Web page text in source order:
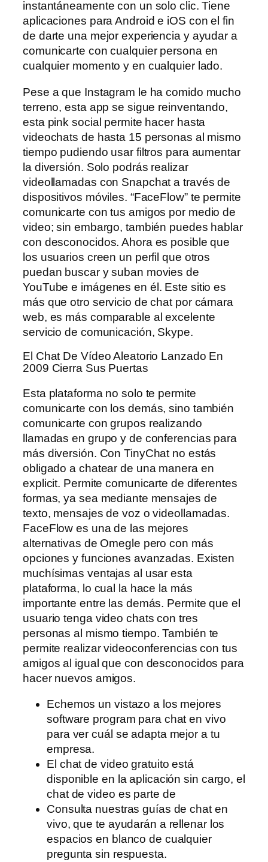
instantáneamente con un solo clic. Tiene
aplicaciones para Android e iOS con el fin
de darte una mejor experiencia y ayudar a
comunicarte con cualquier persona en
cualquier momento y en cualquier lado.
Pese a que Instagram le ha comido mucho
terreno, esta app se sigue reinventando,
esta pink social permite hacer hasta
videochats de hasta 15 personas al mismo
tiempo pudiendo usar filtros para aumentar
la diversión. Solo podrás realizar
videollamadas con Snapchat a través de
dispositivos móviles. “FaceFlow” te permite
comunicarte con tus amigos por medio de
video; sin embargo, también puedes hablar
con desconocidos. Ahora es posible que
los usuarios creen un perfil que otros
puedan buscar y suban movies de
YouTube e imágenes en él. Este sitio es
más que otro servicio de chat por cámara
web, es más comparable al excelente
servicio de comunicación, Skype.
El Chat De Vídeo Aleatorio Lanzado En
2009 Cierra Sus Puertas
Esta plataforma no solo te permite
comunicarte con los demás, sino también
comunicarte con grupos realizando
llamadas en grupo y de conferencias para
más diversión. Con TinyChat no estás
obligado a chatear de una manera en
explicit. Permite comunicarte de diferentes
formas, ya sea mediante mensajes de
texto, mensajes de voz o videollamadas.
FaceFlow es una de las mejores
alternativas de Omegle pero con más
opciones y funciones avanzadas. Existen
muchísimas ventajas al usar esta
plataforma, lo cual la hace la más
importante entre las demás. Permite que el
usuario tenga video chats con tres
personas al mismo tiempo. También te
permite realizar videoconferencias con tus
amigos al igual que con desconocidos para
hacer nuevos amigos.
Echemos un vistazo a los mejores
software program para chat en vivo
para ver cuál se adapta mejor a tu
empresa.
El chat de video gratuito está
disponible en la aplicación sin cargo, el
chat de video es parte de
Consulta nuestras guías de chat en
vivo, que te ayudarán a rellenar los
espacios en blanco de cualquier
pregunta sin respuesta.